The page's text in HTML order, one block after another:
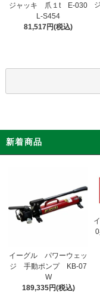
ジャッキ 爪１t E-030
L-S454
81,517円(税込)
新着商品
イーグル パワーウェッ
ジ 手動ポンプ KB-07
W
189,335円(税込)